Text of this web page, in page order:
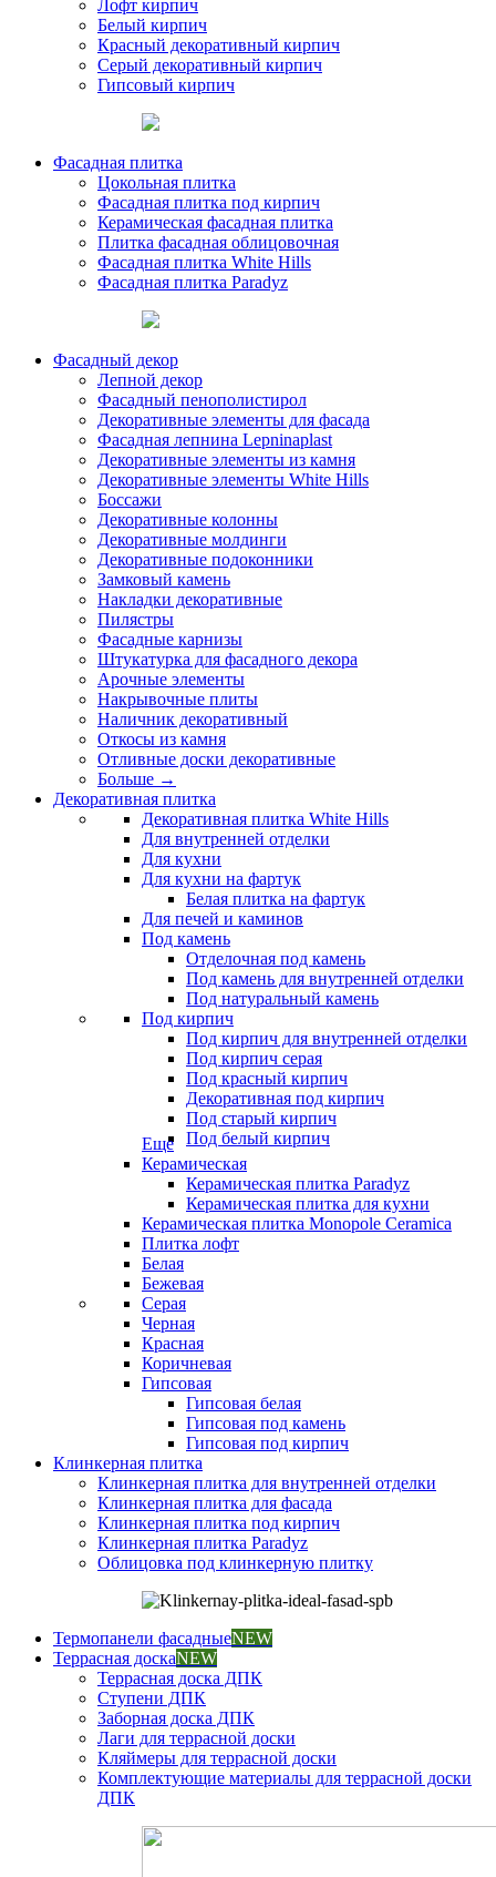
Лофт кирпич
Белый кирпич
Красный декоративный кирпич
Серый декоративный кирпич
Гипсовый кирпич
Фасадная плитка
Цокольная плитка
Фасадная плитка под кирпич
Керамическая фасадная плитка
Плитка фасадная облицовочная
Фасадная плитка White Hills
Фасадная плитка Paradyz
Фасадный декор
Лепной декор
Фасадный пенополистирол
Декоративные элементы для фасада
Фасадная лепнина Lepninaplast
Декоративные элементы из камня
Декоративные элементы White Hills
Боссажи
Декоративные колонны
Декоративные молдинги
Декоративные подоконники
Замковый камень
Накладки декоративные
Пилястры
Фасадные карнизы
Штукатурка для фасадного декора
Арочные элементы
Накрывочные плиты
Наличник декоративный
Откосы из камня
Отливные доски декоративные
Больше →
Декоративная плитка
Декоративная плитка White Hills
Для внутренней отделки
Для кухни
Для кухни на фартук
Белая плитка на фартук
Для печей и каминов
Под камень
Отделочная под камень
Под камень для внутренней отделки
Под натуральный камень
Под кирпич
Под кирпич для внутренней отделки
Под кирпич серая
Под красный кирпич
Декоративная под кирпич
Под старый кирпич
Под белый кирпич
Еще
Керамическая
Керамическая плитка Paradyz
Керамическая плитка для кухни
Керамическая плитка Monopole Ceramica
Плитка лофт
Белая
Бежевая
Серая
Черная
Красная
Коричневая
Гипсовая
Гипсовая белая
Гипсовая под камень
Гипсовая под кирпич
Клинкерная плитка
Клинкерная плитка для внутренней отделки
Клинкерная плитка для фасада
Клинкерная плитка под кирпич
Клинкерная плитка Paradyz
Облицовка под клинкерную плитку
Термопанели фасадныеNEW
Террасная доскаNEW
Террасная доска ДПК
Ступени ДПК
Заборная доска ДПК
Лаги для террасной доски
Кляймеры для террасной доски
Комплектующие материалы для террасной доски
ДПК